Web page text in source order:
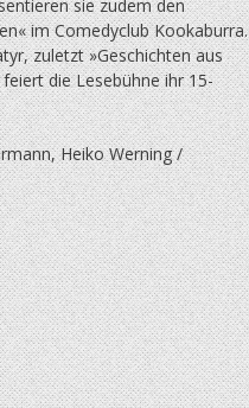
sie zudem den
im Comedyclub Kookaburra.
zuletzt »Geschichten aus
die Lesebühne ihr 15-
Heiko Werning /